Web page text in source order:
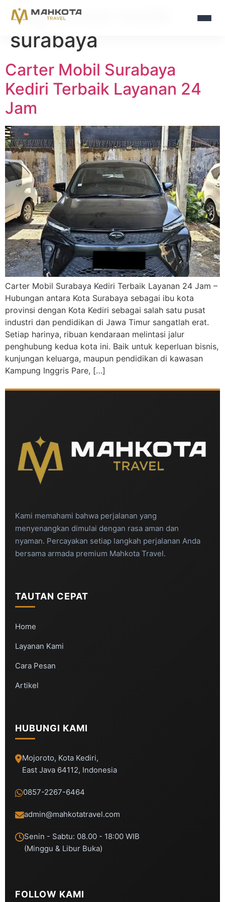
Tag:rental mobil
surabaya
Carter Mobil Surabaya
Kediri Terbaik Layanan 24
Jam
Carter Mobil Surabaya Kediri Terbaik Layanan 24 Jam –
Hubungan antara Kota Surabaya sebagai ibu kota
provinsi dengan Kota Kediri sebagai salah satu pusat
industri dan pendidikan di Jawa Timur sangatlah erat.
Setiap harinya, ribuan kendaraan melintasi jalur
penghubung kedua kota ini. Baik untuk keperluan bisnis,
kunjungan keluarga, maupun pendidikan di kawasan
Kampung Inggris Pare, […]
Kami memahami bahwa perjalanan yang
menyenangkan dimulai dengan rasa aman dan
nyaman. Percayakan setiap langkah perjalanan Anda
bersama armada premium Mahkota Travel.
TAUTAN CEPAT
Home
Layanan Kami
Cara Pesan
Artikel
HUBUNGI KAMI
Mojoroto, Kota Kediri,
East Java 64112, Indonesia
0857-2267-6464
admin@mahkotatravel.com
Senin - Sabtu: 08.00 - 18:00 WIB
(Minggu & Libur Buka)
FOLLOW KAMI